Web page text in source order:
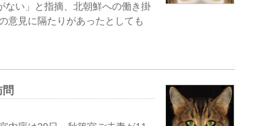
ない」と指摘、北朝鮮への働き掛
意見に隔たりがあったとしても